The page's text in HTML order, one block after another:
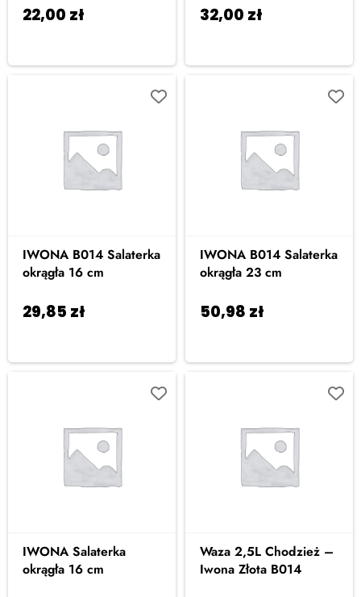
22,00 zł 32,00 zł
IWONA B014 Salaterka
okrągła 16 cm
29,85 zł
IWONA B014 Salaterka
okrągła 23 cm
50,98 zł
IWONA Salaterka
okrągła 16 cm
Waza 2,5L Chodzież –
Iwona Złota B014